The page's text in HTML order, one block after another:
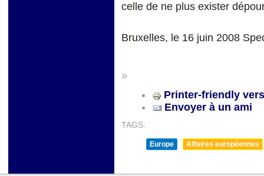
celle de ne plus exister
Bruxelles, le 16 juin 2008
»
Printer-friendly
Envoyer à un ami
TAGS:
Europe Affaires européennes